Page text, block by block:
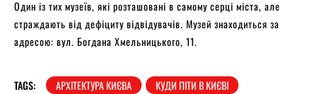
Один із тих музеїв, які розташовані в самому серці міста, але
страждають від дефіциту відвідувачів. Музей знаходиться за
адресою: вул. Богдана Хмельницького, 11.
TAGS: АРХІТЕКТУРА КИЄВА
КУДИ ПІТИ В КИЄВІ